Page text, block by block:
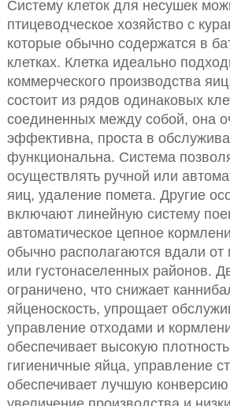
Систему клеток для несушек
птицеводческое хозяйство с
которые обычно содержатся в
клетках. Клетка идеально
коммерческого производства
состоит из рядов одинаковых
соединенных между собой, она
эффективна, проста в
функциональна. Система
осуществлять ручной или
яиц, удаление помета. Другие
включают линейную систему
автоматическое цепное
обычно располагаются вдали
или густонаселенных районов.
ограничено, что снижает
яйценоскость, упрощает
управление отходами и
обеспечивает высокую
гигиеничные яйца, управление
обеспечивает лучшую